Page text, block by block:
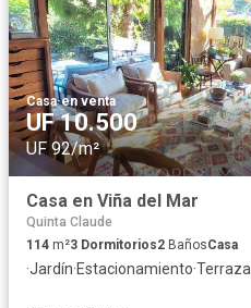
Casa·en venta
UF 10.500
UF 92/m²
Casa en Viña del Mar
Quinta Claude
114 m²3 Dormitorios2 BañosCasa
·Jardín·Estacionamiento·Terraza